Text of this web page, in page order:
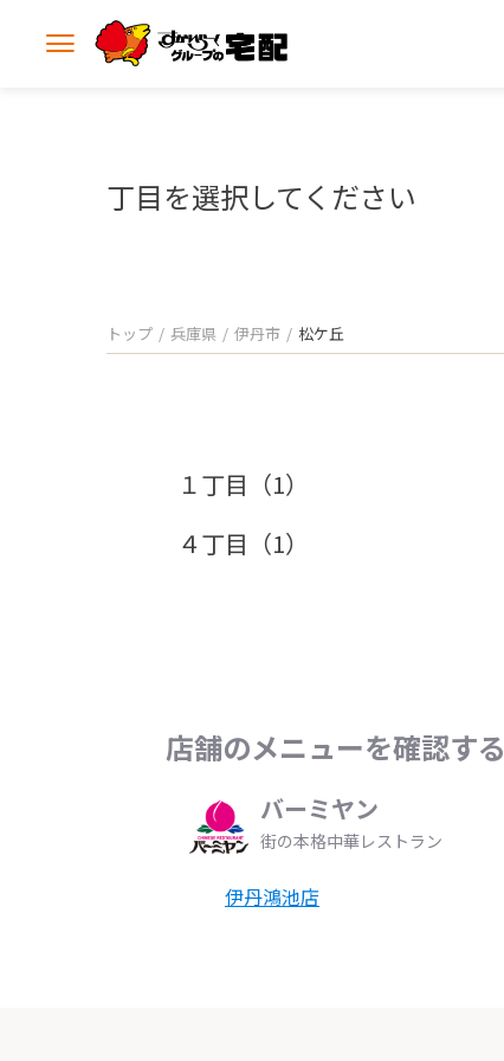
メ
丁目を選択してください
トップ 兵庫県 伊丹市 松ケ丘
１丁目（1）
４丁目（1）
店舗のメニューを確認する
バーミヤン
街の本格中華レストラン
伊丹鴻池店